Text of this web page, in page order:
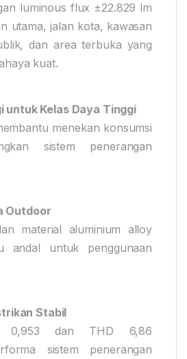
luminous flux ±22.829 lm
utama, jalan kota, kawasan
dan area terbuka yang
kuat.
untuk Kelas Daya Tinggi
menekan konsumsi
sistem penerangan
Outdoor
material aluminium alloy
andal untuk penggunaan
Stabil
0,953 dan THD 6,86
sistem penerangan